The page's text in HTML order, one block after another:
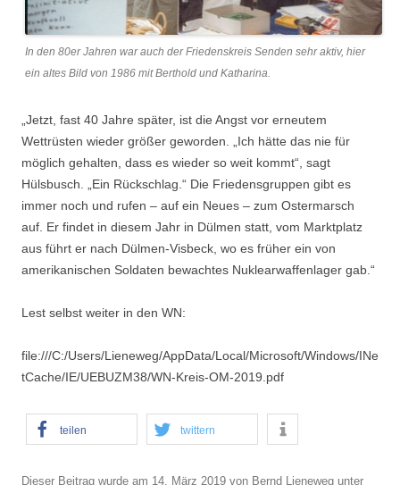
In den 80er Jahren war auch der Friedenskreis Senden sehr aktiv, hier
ein altes Bild von 1986 mit Berthold und Katharina.
„Jetzt, fast 40 Jahre später, ist die Angst vor erneutem
Wettrüsten wieder größer geworden. „Ich hätte das nie für
möglich gehalten, dass es wieder so weit kommt“, sagt
Hülsbusch. „Ein Rückschlag.“ Die Friedensgruppen gibt es
immer noch und rufen – auf ein Neues – zum Ostermarsch
auf. Er findet in diesem Jahr in Dülmen statt, vom Marktplatz
aus führt er nach Dülmen-Visbeck, wo es früher ein von
amerikanischen Soldaten bewachtes Nuklearwaffenlager gab.“
Lest selbst weiter in den WN:
file:///C:/Users/Lieneweg/AppData/Local/Microsoft/Windows/INe
tCache/IE/UEBUZM38/WN-Kreis-OM-2019.pdf
teilen twittern
Dieser Beitrag wurde am 14. März 2019 von Bernd Lieneweg unter